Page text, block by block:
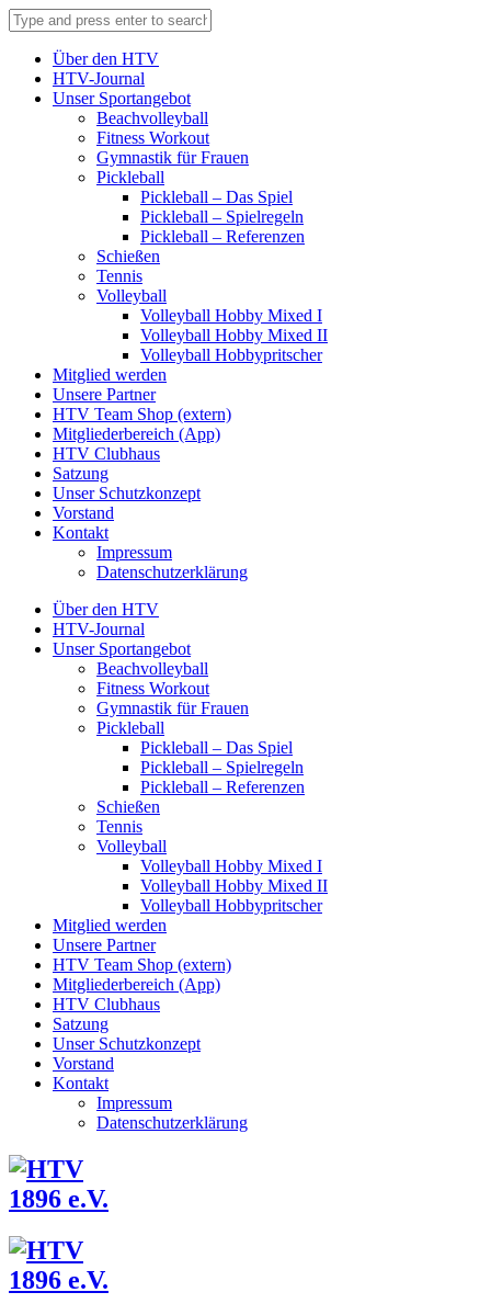
Über den HTV
HTV-Journal
Unser Sportangebot
Beachvolleyball
Fitness Workout
Gymnastik für Frauen
Pickleball
Pickleball – Das Spiel
Pickleball – Spielregeln
Pickleball – Referenzen
Schießen
Tennis
Volleyball
Volleyball Hobby Mixed I
Volleyball Hobby Mixed II
Volleyball Hobbypritscher
Mitglied werden
Unsere Partner
HTV Team Shop (extern)
Mitgliederbereich (App)
HTV Clubhaus
Satzung
Unser Schutzkonzept
Vorstand
Kontakt
Impressum
Datenschutzerklärung
Über den HTV
HTV-Journal
Unser Sportangebot
Beachvolleyball
Fitness Workout
Gymnastik für Frauen
Pickleball
Pickleball – Das Spiel
Pickleball – Spielregeln
Pickleball – Referenzen
Schießen
Tennis
Volleyball
Volleyball Hobby Mixed I
Volleyball Hobby Mixed II
Volleyball Hobbypritscher
Mitglied werden
Unsere Partner
HTV Team Shop (extern)
Mitgliederbereich (App)
HTV Clubhaus
Satzung
Unser Schutzkonzept
Vorstand
Kontakt
Impressum
Datenschutzerklärung